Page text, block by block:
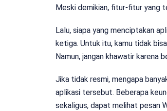
Meski demikian, fitur-fitur yang
Lalu, siapa yang menciptakan
ketiga. Untuk itu, kamu tidak
Namun, jangan khawatir karena
Jika tidak resmi, mengapa
aplikasi tersebut. Beberapa
sekaligus, dapat melihat pesan